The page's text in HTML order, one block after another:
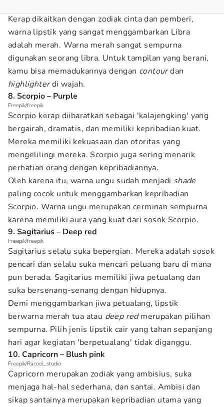
Kerap dikaitkan dengan zodiak cinta dan pemberi,
warna lipstik yang sangat menggambarkan Libra
adalah merah. Warna merah sangat sempurna
digunakan seorang libra. Untuk tampilan yang berani,
kamu bisa memadukannya dengan contourdan
highlighterdi wajah.
8. Scorpio – Purple
Freepik/freepik
Scorpio kerap diibaratkan sebagai 'kalajengking' yang
bergairah, dramatis, dan memiliki kepribadian kuat.
Mereka memiliki kekuasaan dan otoritas yang
mengelilingi mereka. Scorpio juga sering menarik
perhatian orang dengan kepribadiannya.
Oleh karena itu, warna ungu sudah menjadi shade
paling cocok untuk menggambarkan kepribadian
Scorpio. Warna ungu merupakan cerminan sempurna
karena memiliki aura yang kuat dari sosok Scorpio.
9. Sagitarius – Deep red
Freepik/freepik
Sagitarius selalu suka bepergian. Mereka adalah sosok
pencari dan selalu suka mencari peluang baru di mana
pun berada. Sagitarius memiliki jiwa petualang dan
suka bersenang-senang dengan hidupnya.
Demi menggambarkan jiwa petualang, lipstik
berwarna merah tua atau deep redmerupakan pilihan
sempurna. Pilih jenis lipstik cair yang tahan sepanjang
hari agar kegiatan 'berpetualang' tidak diganggu.
10. Capricorn – Blush pink
Freepik/Racool_studio
Capricorn merupakan zodiak yang ambisius, suka
menjaga hal-hal sederhana, dan santai. Ambisi dan
sikap santainya merupakan kepribadian utama yang